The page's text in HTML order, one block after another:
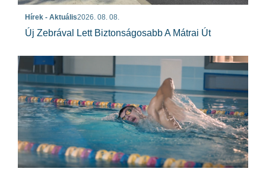
Hírek - Aktuális2026. 08. 08.
Új Zebrával Lett Biztonságosabb A Mátrai Út